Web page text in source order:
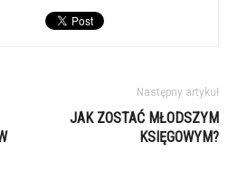
Następny artykuł
JAK ZOSTAĆ MŁODSZYM
KSIĘGOWYM?